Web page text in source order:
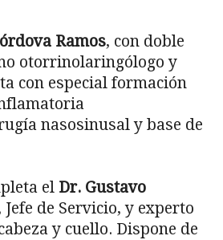
Ramos, con doble
otorrinolaringólogo y
con especial formación
nasosinusal y base de
el Dr. Gustavo
Jefe de Servicio, y experto
y cuello. Dispone de